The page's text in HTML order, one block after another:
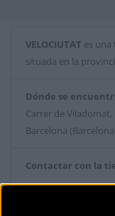
VELOCIUTAT es una
situada en la
Dónde se
Carrer de Viladomat,
Barcelona
Contactar con la
931 05 46 37